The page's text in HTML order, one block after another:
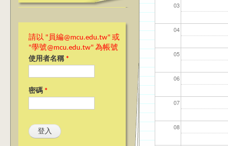
請以 "員編@mcu.edu.tw" 或
"學號@mcu.edu.tw" 為帳號
使用者名稱 *
密碼 *
03
04
05
06
07
08